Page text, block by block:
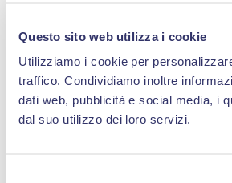
Questo sito web utilizza i cookie
Utilizziamo i cookie per
traffico. Condividiamo inoltre
dati web, pubblicità e social media, i
dal suo utilizzo dei loro servizi.